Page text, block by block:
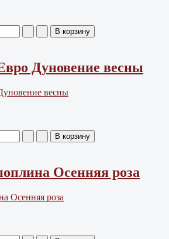
Дуновение весны
Осенняя роза